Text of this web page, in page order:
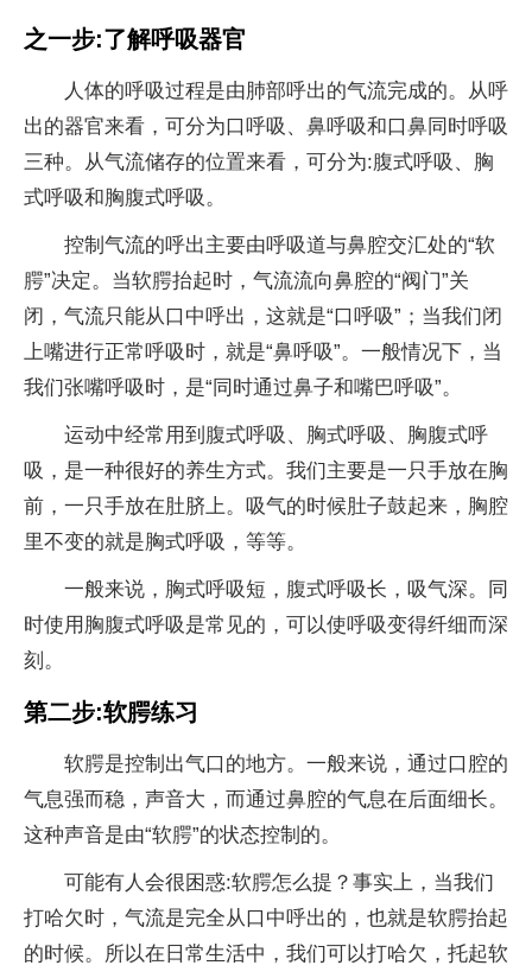
之一步:了解呼吸器官
人体的呼吸过程是由肺部呼出的气流完成的。从呼
出的器官来看，可分为口呼吸、鼻呼吸和口鼻同时呼吸
三种。从气流储存的位置来看，可分为:腹式呼吸、胸
式呼吸和胸腹式呼吸。
控制气流的呼出主要由呼吸道与鼻腔交汇处的“软
腭”决定。当软腭抬起时，气流流向鼻腔的“阀门”关
闭，气流只能从口中呼出，这就是“口呼吸”；当我们闭
上嘴进行正常呼吸时，就是“鼻呼吸”。一般情况下，当
我们张嘴呼吸时，是“同时通过鼻子和嘴巴呼吸”。
运动中经常用到腹式呼吸、胸式呼吸、胸腹式呼
吸，是一种很好的养生方式。我们主要是一只手放在胸
前，一只手放在肚脐上。吸气的时候肚子鼓起来，胸腔
里不变的就是胸式呼吸，等等。
一般来说，胸式呼吸短，腹式呼吸长，吸气深。同
时使用胸腹式呼吸是常见的，可以使呼吸变得纤细而深
刻。
第二步:软腭练习
软腭是控制出气口的地方。一般来说，通过口腔的
气息强而稳，声音大，而通过鼻腔的气息在后面细长。
这种声音是由“软腭”的状态控制的。
可能有人会很困惑:软腭怎么提？事实上，当我们
打哈欠时，气流是完全从口中呼出的，也就是软腭抬起
的时候。所以在日常生活中，我们可以打哈欠，托起软